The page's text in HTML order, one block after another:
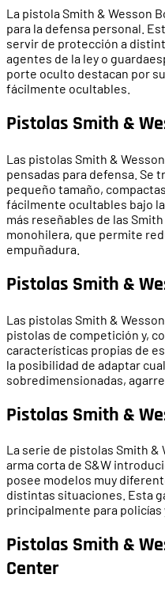
La pistola Smith & Wesson
para la defensa personal.
servir de protección a
agentes de la ley o
porte oculto destacan por
fácilmente ocultables.
Pistolas Smith &
Las pistolas Smith &
pensadas para defensa. Se
pequeño tamaño,
fácilmente ocultables bajo
más reseñables de las
monohilera, que permite
empuñadura.
Pistolas Smith &
Las pistolas Smith &
pistolas de competición y,
características propias de
la posibilidad de adaptar
sobredimensionadas,
Pistolas Smith &
La serie de pistolas Smith &
arma corta de S&W
posee modelos muy
distintas situaciones. Esta
principalmente para policías
Pistolas Smith &
Center